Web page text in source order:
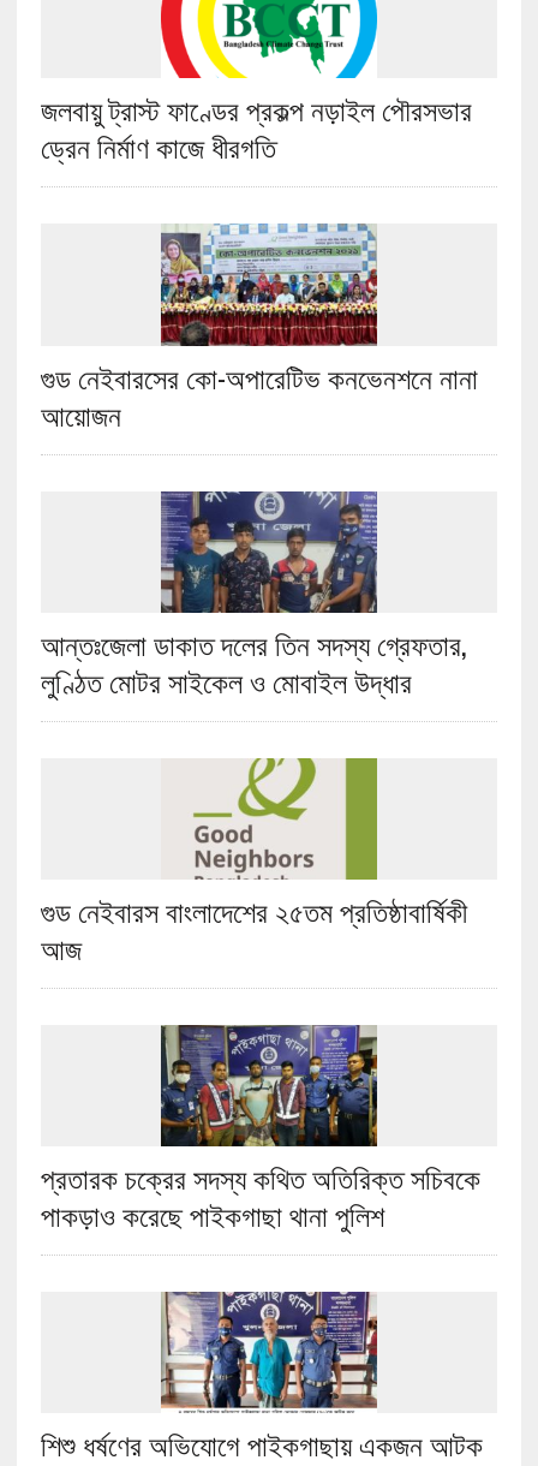
জলবায়ু ট্রাস্ট ফাণ্ডের প্রকল্প নড়াইল পৌরসভার
ড্রেন নির্মাণ কাজে ধীরগতি
গুড নেইবারসের কো-অপারেটিভ কনভেনশনে নানা
আয়োজন
আন্তঃজেলা ডাকাত দলের তিন সদস্য গ্রেফতার,
লুণ্ঠিত মোটর সাইকেল ও মোবাইল উদ্ধার
গুড নেইবারস বাংলাদেশের ২৫তম প্রতিষ্ঠাবার্ষিকী
আজ
প্রতারক চক্রের সদস্য কথিত অতিরিক্ত সচিবকে
পাকড়াও করেছে পাইকগাছা থানা পুলিশ
শিশু ধর্ষণের অভিযোগে পাইকগাছায় একজন আটক